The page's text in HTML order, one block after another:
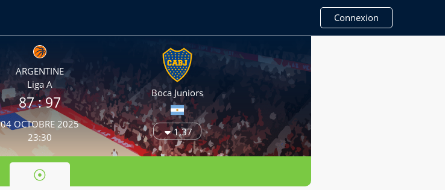
Connexion
ARGENTINE
Liga A
87 :97
04 OCTOBRE 2025
23:30
Boca Juniors
1,37